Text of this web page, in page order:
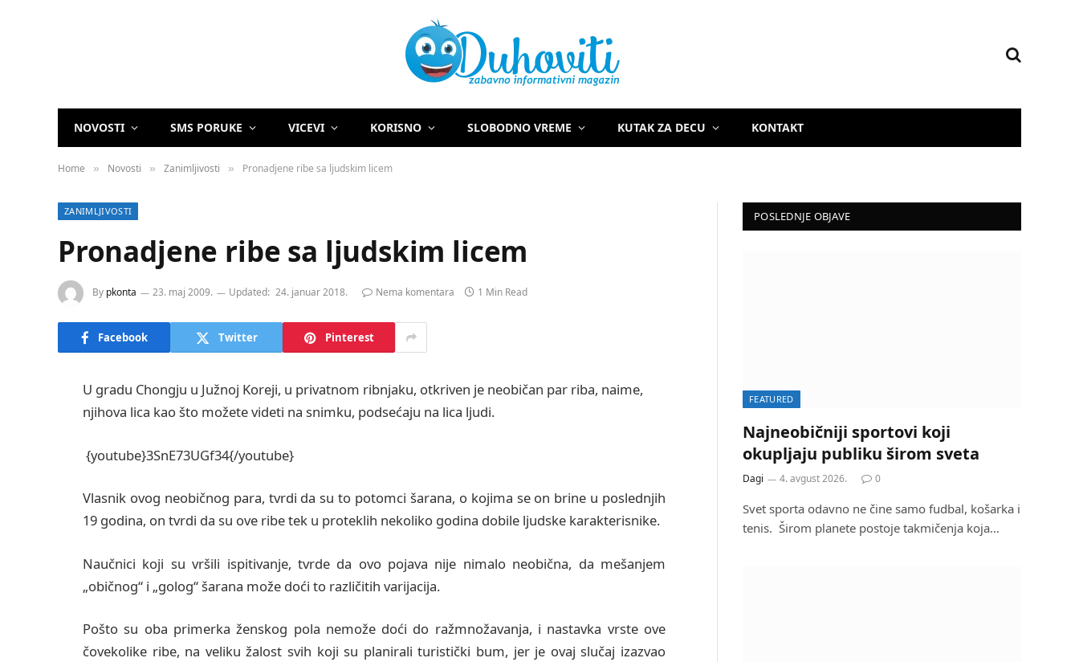
NOVOSTI SMS PORUKE VICEVI KORISNO SLOBODNO VREME KUTAK ZA DECU KONTAKT
Home » Novosti » Zanimljivosti » Pronadjene ribe sa ljudskim licem
ZANIMLJIVOSTI
Pronadjene ribe sa ljudskim licem
By pkonta 23. maj 2009. Updated: 24. januar 2018. Nema komentara 1 Min Read
Facebook Twitter Pinterest
U gradu Chongju u Južnoj Koreji, u privatnom ribnjaku, otkriven je neobičan par riba, naime,
njihova lica kao što možete videti na snimku, podsećaju na lica ljudi.
{youtube}3SnE73UGf34{/youtube}
Vlasnik ovog neobičnog para, tvrdi da su to potomci šarana, o kojima se on brine u poslednjih
19 godina, on tvrdi da su ove ribe tek u proteklih nekoliko godina dobile ljudske karakterisnike.
Naučnici koji su vršili ispitivanje, tvrde da ovo pojava nije nimalo neobična, da mešanjem
„običnog“ i „golog“ šarana može doći to različitih varijacija.
Pošto su oba primerka ženskog pola nemože doći do ražmnožavanja, i nastavka vrste ove
čovekolike ribe, na veliku žalost svih koji su planirali turistički bum, jer je ovaj slučaj izazvao
POSLEDNJE OBJAVE
FEATURED
Najneobičniji sportovi koji
okupljaju publiku širom sveta
Dagi 4. avgust 2026. 0
Svet sporta odavno ne čine samo fudbal, košarka i
tenis. Širom planete postoje takmičenja koja…